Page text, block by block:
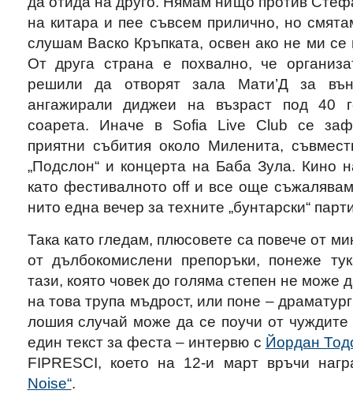
на китара и пее съвсем прилично, но
слушам Васко Кръпката, освен ако не ми
От друга страна е похвално, че
решили да отворят зала Мати’Д за
ангажирали диджеи на възраст под 40
соарета. Иначе в Sofia Live Club се
приятни събития около Миленита,
„Подслон“ и концерта на Баба Зула. Кино
като фестивалното off и все още
нито една вечер за техните „бунтарски“
Така като гледам, плюсовете са повече от
от дълбокомислени препоръки, понеже
тази, която човек до голяма степен не може
на това трупа мъдрост, или поне –
лошия случай може да се поучи от
един текст за феста – интервю с Йордан
FIPRESCI, което на 12-и март връчи
Noise“.